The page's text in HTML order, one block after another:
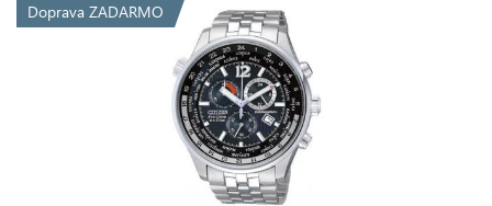
Doprava ZADARMO